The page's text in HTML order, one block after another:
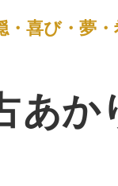
ck e
ail
・喜び・夢
あか